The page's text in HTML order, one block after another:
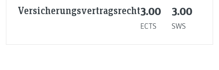
Versicherungsvertragsrecht3.00
ECTS
3.00
SWS